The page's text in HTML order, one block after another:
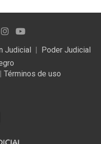
Judicial
Poder Judicial
Términos de uso